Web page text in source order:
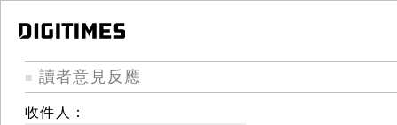
■ 讀者意見反應
收件人：